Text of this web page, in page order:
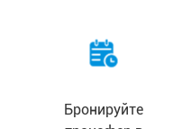
Бронируйте